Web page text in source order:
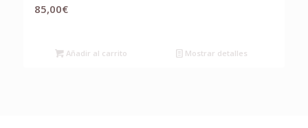
85,00€
Añadir al carrito Mostrar detalles